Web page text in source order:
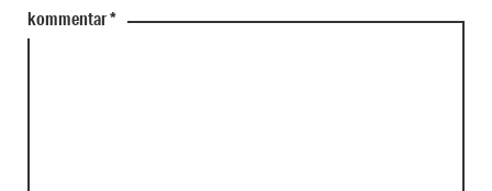
kommentar*